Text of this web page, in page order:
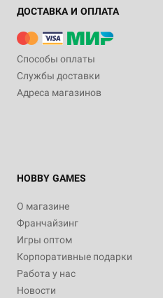
ДОСТАВКА И ОПЛАТА
Способы оплаты
Службы доставки
Адреса магазинов
HOBBY GAMES
О магазине
Франчайзинг
Игры оптом
Корпоративные подарки
Работа у нас
Новости